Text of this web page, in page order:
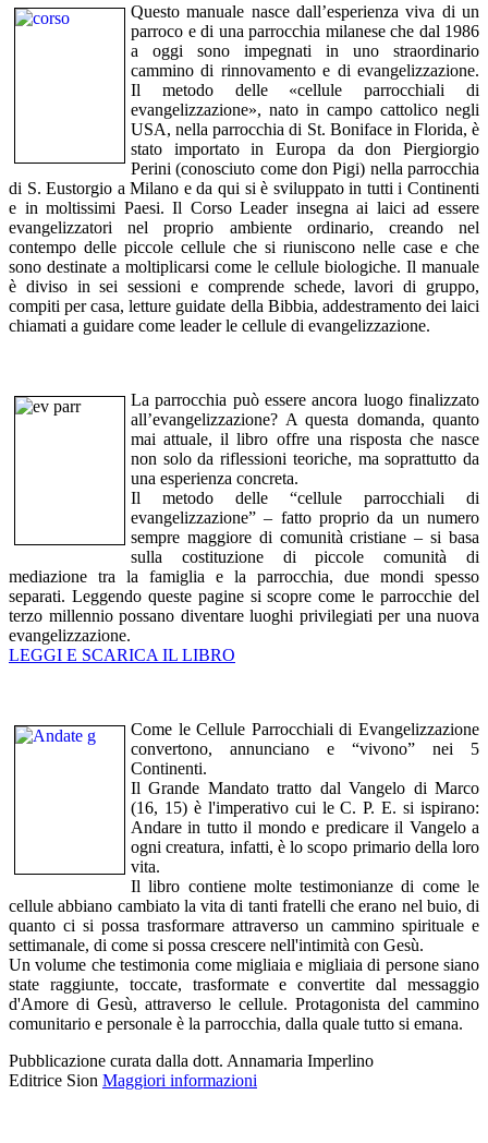
Questo manuale nasce dall’esperienza viva di un
parroco e di una parrocchia milanese che dal 1986
a oggi sono impegnati in uno straordinario
cammino di rinnovamento e di evangelizzazione.
Il metodo delle «cellule parrocchiali di
evangelizzazione», nato in campo cattolico negli
USA, nella parrocchia di St. Boniface in Florida, è
stato importato in Europa da don Piergiorgio
Perini (conosciuto come don Pigi) nella parrocchia
di S. Eustorgio a Milano e da qui si è sviluppato in tutti i Continenti
e in moltissimi Paesi. Il Corso Leader insegna ai laici ad essere
evangelizzatori nel proprio ambiente ordinario, creando nel
contempo delle piccole cellule che si riuniscono nelle case e che
sono destinate a moltiplicarsi come le cellule biologiche. Il manuale
è diviso in sei sessioni e comprende schede, lavori di gruppo,
compiti per casa, letture guidate della Bibbia, addestramento dei laici
chiamati a guidare come leader le cellule di evangelizzazione.
La parrocchia può essere ancora luogo finalizzato
all’evangelizzazione? A questa domanda, quanto
mai attuale, il libro offre una risposta che nasce
non solo da riflessioni teoriche, ma soprattutto da
una esperienza concreta.
Il metodo delle “cellule parrocchiali di
evangelizzazione” – fatto proprio da un numero
sempre maggiore di comunità cristiane – si basa
sulla costituzione di piccole comunità di
mediazione tra la famiglia e la parrocchia, due mondi spesso
separati. Leggendo queste pagine si scopre come le parrocchie del
terzo millennio possano diventare luoghi privilegiati per una nuova
evangelizzazione.
LEGGI E SCARICA IL LIBRO
Come le Cellule Parrocchiali di Evangelizzazione
convertono, annunciano e “vivono” nei 5
Continenti.
Il Grande Mandato tratto dal Vangelo di Marco
(16, 15) è l'imperativo cui le C. P. E. si ispirano:
Andare in tutto il mondo e predicare il Vangelo a
ogni creatura, infatti, è lo scopo primario della loro
vita.
Il libro contiene molte testimonianze di come le
cellule abbiano cambiato la vita di tanti fratelli che erano nel buio, di
quanto ci si possa trasformare attraverso un cammino spirituale e
settimanale, di come si possa crescere nell'intimità con Gesù.
Un volume che testimonia come migliaia e migliaia di persone siano
state raggiunte, toccate, trasformate e convertite dal messaggio
d'Amore di Gesù, attraverso le cellule. Protagonista del cammino
comunitario e personale è la parrocchia, dalla quale tutto si emana.
Pubblicazione curata dalla dott. Annamaria Imperlino
Editrice Sion Maggiori informazioni